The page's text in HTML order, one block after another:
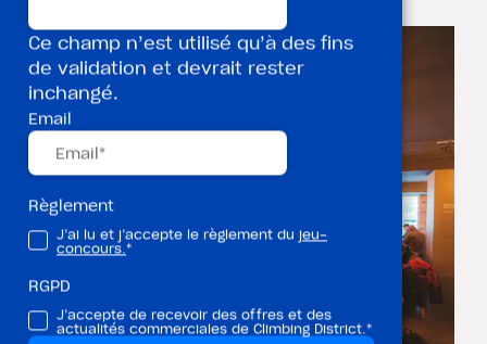
Ce champ n’est utilisé qu’à des fins
de validation et devrait rester
inchangé.
Email
Règlement
J’ai lu et j’accepte le règlement du jeu-
concours.*
RGPD
J’accepte de recevoir des offres et des
actualités commerciales de Climbing District.*